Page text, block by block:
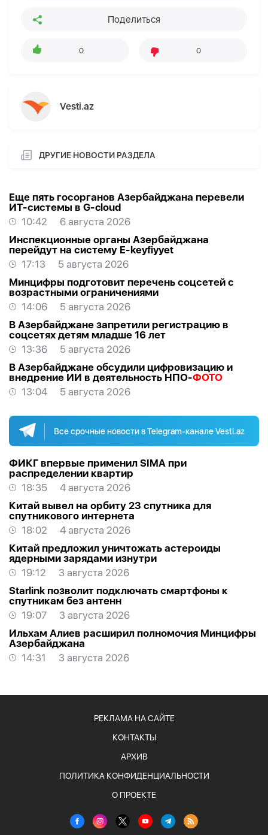
Поделиться
0 0
Vesti.az
ДРУГИЕ НОВОСТИ РАЗДЕЛА
Еще пять госорганов Азербайджана перевели
ИТ-системы в G-cloud
10:42
6 августа 2026
Инспекционные органы Азербайджана
перейдут на систему E-keyfiyyet
17:13
5 августа 2026
Минцифры подготовит перечень соцсетей с
возрастными ограничениями
14:06
5 августа 2026
В Азербайджане запретили регистрацию в
соцсетях детям младше 16 лет
13:36
5 августа 2026
В Азербайджане обсудили цифровизацию и
внедрение ИИ в деятельность НПО-ФОТО
13:04
5 августа 2026
Все срочные новости в Telegram-канале Vesti.az
ФИКГ впервые применил SIMA при
распределении квартир
18:35
4 августа 2026
Китай вывел на орбиту 23 спутника для
спутникового интернета
18:02
4 августа 2026
Китай предложил уничтожать астероиды
ядерными зарядами изнутри
19:12
3 августа 2026
Starlink позволит подключать смартфоны к
спутникам без антенн
19:07
3 августа 2026
Ильхам Алиев расширил полномочия Минцифры
Азербайджана
14:31
3 августа 2026
РЕКЛАМА НА САЙТЕ
КОНТАКТЫ
АРХИВ
ПОЛИТИКА КОНФИДЕНЦИАЛЬНОСТИ
О ПРОЕКТЕ